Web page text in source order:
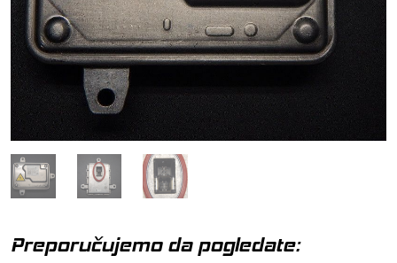
Preporučujemo da pogledate: